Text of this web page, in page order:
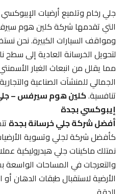
جلي رخام وتلميع أرضيات الإيبوكسي
التي تقدمها شركة كلين هوم
ومواقف السيارات الكبيرة. نحن
لتحويل الخرسانة العادية إلى سطح
مما يقلل من انبعاث الغبار
الجمالي للمنشآت الصناعية
تنافسية.كلين هوم سيرفس – جلي
إيبوكسي بجدة
أفضل شركة جلي خرسانة بجدة
كأفضل شركة لجلي وتسوية الأرضيات
نمتلك ماكينات جلي هيدروليكية
والتعرجات في المساحات الواسعة
الأرضية لاستقبال طبقات الدهان أو